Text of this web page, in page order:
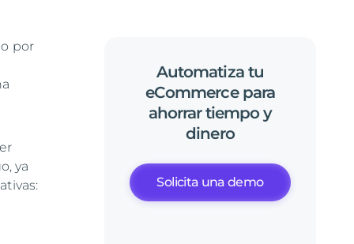
por
ya
Automatiza tu
eCommerce para
ahorrar tiempo y
dinero
Solicita una demo